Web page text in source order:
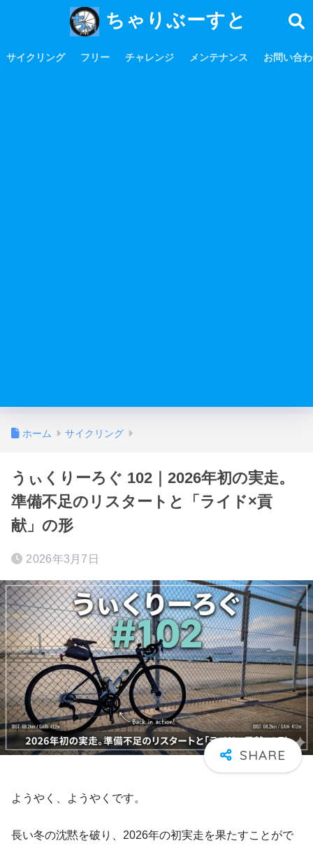
ちゃりぶーすと
サイクリング フリー チャレンジ メンテナンス お問い合
ホーム サイクリング
うぃくりーろぐ 102｜2026年初の実走。
準備不足のリスタートと「ライド×貢
献」の形
2026年3月7日
ようやく、ようやくです。
長い冬の沈黙を破り、2026年の初実走を果たすことがで